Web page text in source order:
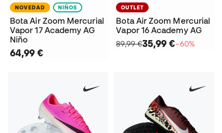
NOVEDAD NIÑOS
Bota Air Zoom Mercurial
Vapor 17 Academy AG
Niño
64,99 €
OUTLET
Bota Air Zoom Mercurial
Vapor 16 Academy AG
89,99 €35,99 €−60%